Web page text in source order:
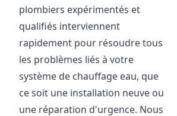
plombiers expérimentés et
qualifiés interviennent
rapidement pour résoudre tous
les problèmes liés à votre
système de chauffage eau, que
ce soit une installation neuve ou
une réparation d'urgence. Nous